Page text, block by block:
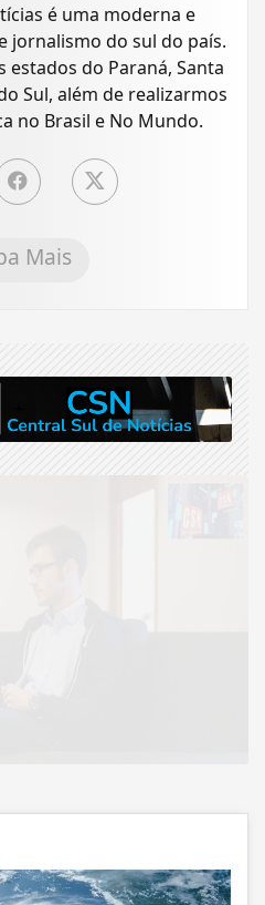
é uma moderna e
do sul do país.
estados do Paraná, Santa
Sul, além de realizarmos
no Brasil e No Mundo.
Mais